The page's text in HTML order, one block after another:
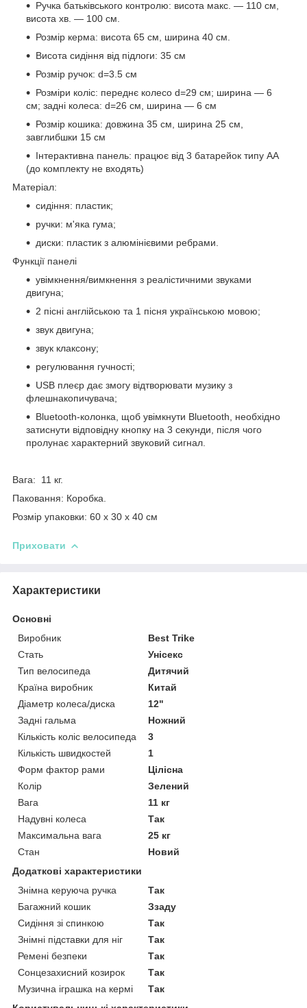
Ручка батьківського контролю: висота макс. — 110 см,
висота хв. — 100 см.
Розмір керма: висота 65 см, ширина 40 см.
Висота сидіння від підлоги: 35 см
Розмір ручок: d=3.5 см
Розміри коліс: переднє колесо d=29 см; ширина — 6
см; задні колеса: d=26 см, ширина — 6 см
Розмір кошика: довжина 35 см, ширина 25 см,
завглибшки 15 см
Інтерактивна панель: працює від 3 батарейок типу АА
(до комплекту не входять)
Матеріал:
сидіння: пластик;
ручки: м'яка гума;
диски: пластик з алюмінієвими ребрами.
Функції панелі
увімкнення/вимкнення з реалістичними звуками
двигуна;
2 пісні англійською та 1 пісня українською мовою;
звук двигуна;
звук клаксону;
регулювання гучності;
USB плеєр дає змогу відтворювати музику з
флешнакопичувача;
Bluetooth-колонка, щоб увімкнути Bluetooth, необхідно
затиснути відповідну кнопку на 3 секунди, після чого
пролунає характерний звуковий сигнал.
Вага: 11 кг.
Паковання: Коробка.
Розмір упаковки: 60 х 30 х 40 см
Приховати
Характеристики
Основні
Виробник
Best Trike
Стать
Унісекс
Тип велосипеда
Дитячий
Країна виробник
Китай
Діаметр колеса/диска
12"
Задні гальма
Ножний
Кількість коліс велосипеда
3
Кількість швидкостей
1
Форм фактор рами
Цілісна
Колір
Зелений
Вага
11 кг
Надувні колеса
Так
Максимальна вага
25 кг
Стан
Новий
Додаткові характеристики
Знімна керуюча ручка
Так
Багажний кошик
Ззаду
Сидіння зі спинкою
Так
Знімні підставки для ніг
Так
Ремені безпеки
Так
Сонцезахисний козирок
Так
Музична іграшка на кермі
Так